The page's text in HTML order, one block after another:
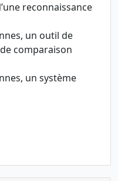
reconnaissance
un outil de
comparaison
un système